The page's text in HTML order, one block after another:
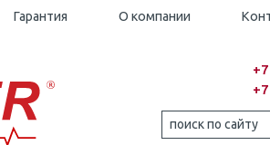
Гарантия О компании